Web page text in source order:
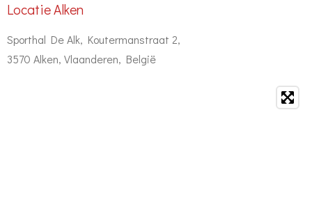
Locatie Alken
Sporthal De Alk, Koutermanstraat 2,
3570 Alken, Vlaanderen, België